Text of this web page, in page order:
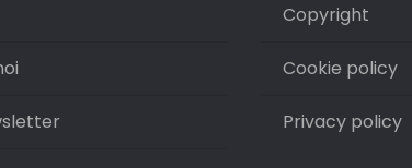
Copyright
Cookie policy
Privacy policy